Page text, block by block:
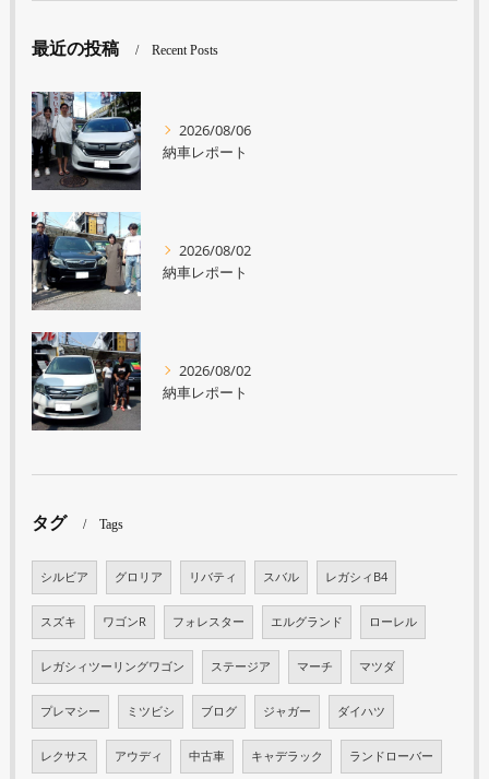
最近の投稿 Recent Posts
2026/08/06
納車レポート
2026/08/02
納車レポート
2026/08/02
納車レポート
タグ Tags
シルビア グロリア リバティ スバル レガシィB4
スズキ ワゴンR フォレスター エルグランド ローレル
レガシィツーリングワゴン ステージア マーチ マツダ
プレマシー ミツビシ ブログ ジャガー ダイハツ
レクサス アウディ 中古車 キャデラック ランドローバー